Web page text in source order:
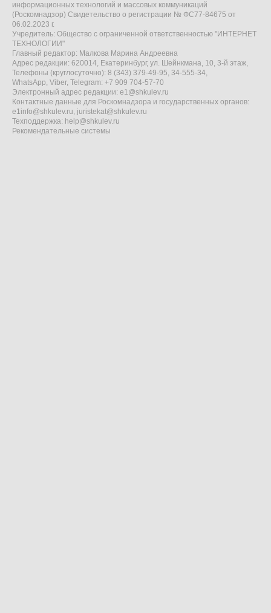
информационных технологий и массовых коммуникаций
(Роскомнадзор) Свидетельство о регистрации № ФС77-84675 от
06.02.2023 г.
Учредитель: Общество с ограниченной ответственностью "ИНТЕРНЕТ
ТЕХНОЛОГИИ"
Главный редактор: Малкова Марина Андреевна
Адрес редакции: 620014, Екатеринбург, ул. Шейнкмана, 10, 3-й этаж,
Телефоны (круглосуточно): 8 (343) 379-49-95, 34-555-34,
WhatsApp, Viber, Telegram: +7 909 704-57-70
Электронный адрес редакции: e1@shkulev.ru
Контактные данные для Роскомнадзора и государственных органов:
e1info@shkulev.ru, juristekat@shkulev.ru
Техподдержка: help@shkulev.ru
Рекомендательные системы